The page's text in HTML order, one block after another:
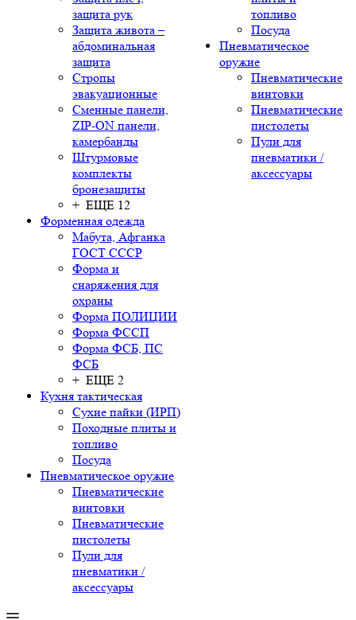
защита рук
Защита живота –
абдоминальная
защита
Стропы
эвакуационные
Сменные панели,
ZIP-ON панели,
камербанды
Штурмовые
комплекты
бронезащиты
+ ЕЩЕ 12
Форменная одежда
Мабута, Афганка
ГОСТ СССР
Форма и
снаряжения для
охраны
Форма ПОЛИЦИИ
Форма ФССП
Форма ФСБ, ПС
ФСБ
+ ЕЩЕ 2
Кухня тактическая
Сухие пайки (ИРП)
Походные плиты и
топливо
Посуда
Пневматическое оружие
Пневматические
винтовки
Пневматические
пистолеты
Пули для
пневматики /
аксессуары
топливо
Посуда
Пневматическое
оружие
Пневматические
винтовки
Пневматические
пистолеты
Пули для
пневматики /
аксессуары